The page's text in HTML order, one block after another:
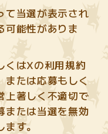
て当選が表示され
可能性がありま
くはXの利用規約
または応募もしく
上著しく不適切で
または当選を無効
す。